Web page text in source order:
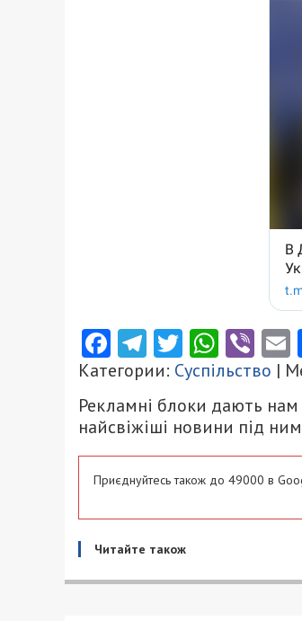
Facebook
Telegram
Twitter
Категории: Суспільство |
Рекламні блоки дають
найсвіжіші новини під
Приєднуйтесь також до 49000 в
Читайте також